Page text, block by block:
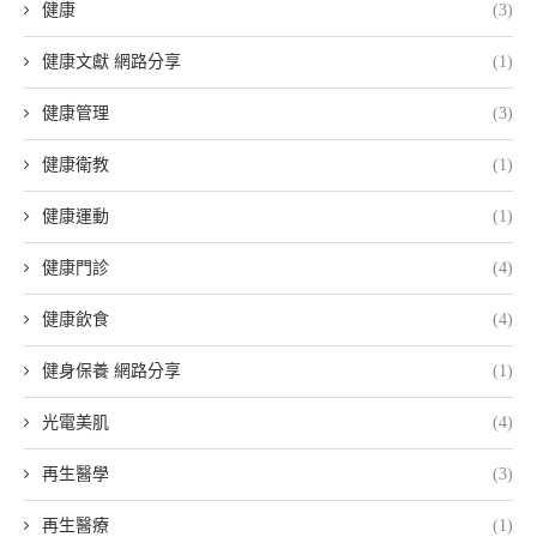
健康 (3)
健康文獻 網路分享 (1)
健康管理 (3)
健康衛教 (1)
健康運動 (1)
健康門診 (4)
健康飲食 (4)
健身保養 網路分享 (1)
光電美肌 (4)
再生醫學 (3)
再生醫療 (1)